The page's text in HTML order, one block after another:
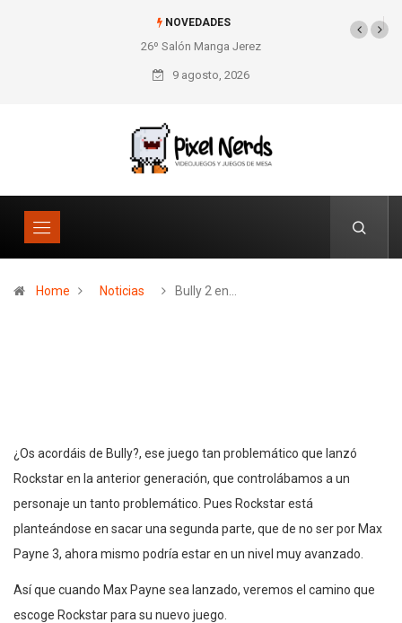
NOVEDADES
26º Salón Manga Jerez SNES Pixel Book para
los amantes de lo retro
9 agosto, 2026
Home Noticias Bully 2 en…
¿Os acordáis de Bully?, ese juego tan problemático que lanzó
Rockstar en la anterior generación, que controlábamos a un
personaje un tanto problemático. Pues Rockstar está
planteándose en sacar una segunda parte, que de no ser por Max
Payne 3, ahora mismo podría estar en un nivel muy avanzado.
Así que cuando Max Payne sea lanzado, veremos el camino que
escoge Rockstar para su nuevo juego.